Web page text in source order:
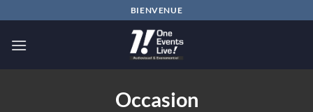
contenu
BIENVENUE
Occasion